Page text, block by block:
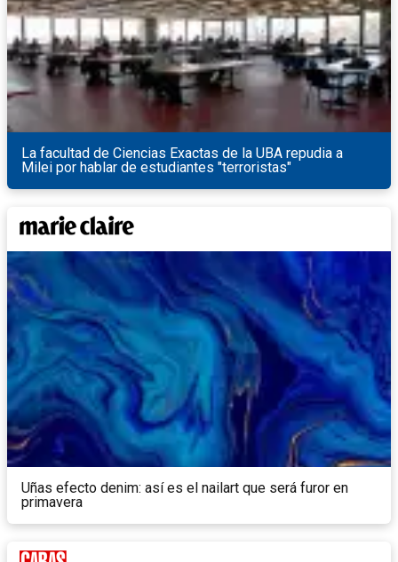
La facultad de Ciencias Exactas de la UBA repudia a
Milei por hablar de estudiantes "terroristas"
Uñas efecto denim: así es el nailart que será furor en
primavera